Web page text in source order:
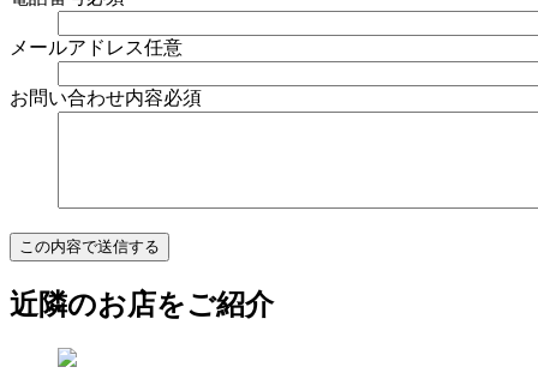
メールアドレス任意
お問い合わせ内容必須
近隣のお店をご紹介